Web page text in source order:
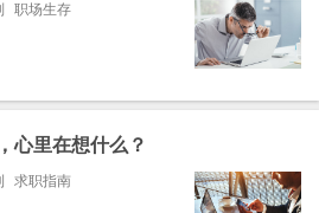
职场生存
心里在想什么？
求职指南